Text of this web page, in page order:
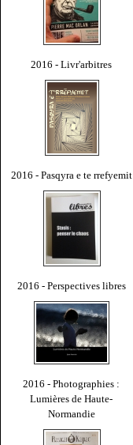
2016 - Livr'arbitres
2016 - Pasqyra e te rrefyemit
2016 - Perspectives libres
2016 - Photographies :
Lumières de Haute-
Normandie